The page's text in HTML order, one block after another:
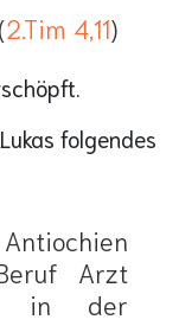
2.Tim 4,11)
folgendes
Arzt
in der